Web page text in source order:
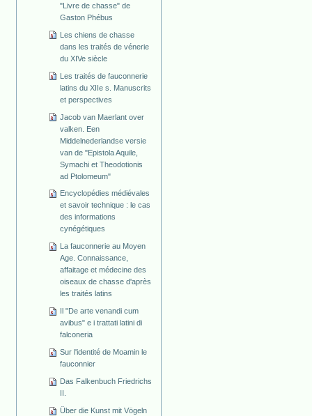
"Livre de chasse" de
Gaston Phébus
Les chiens de chasse
dans les traités de vénerie
du XIVe siècle
Les traités de fauconnerie
latins du XIIe s. Manuscrits
et perspectives
Jacob van Maerlant over
valken. Een
Middelnederlandse versie
van de "Epistola Aquile,
Symachi et Theodotionis
ad Ptolomeum"
Encyclopédies médiévales
et savoir technique : le cas
des informations
cynégétiques
La fauconnerie au Moyen
Age. Connaissance,
affaitage et médecine des
oiseaux de chasse d'après
les traités latins
Il "De arte venandi cum
avibus" e i trattati latini di
falconeria
Sur l'identité de Moamin le
fauconnier
Das Falkenbuch Friedrichs
Über die Kunst mit Vögeln